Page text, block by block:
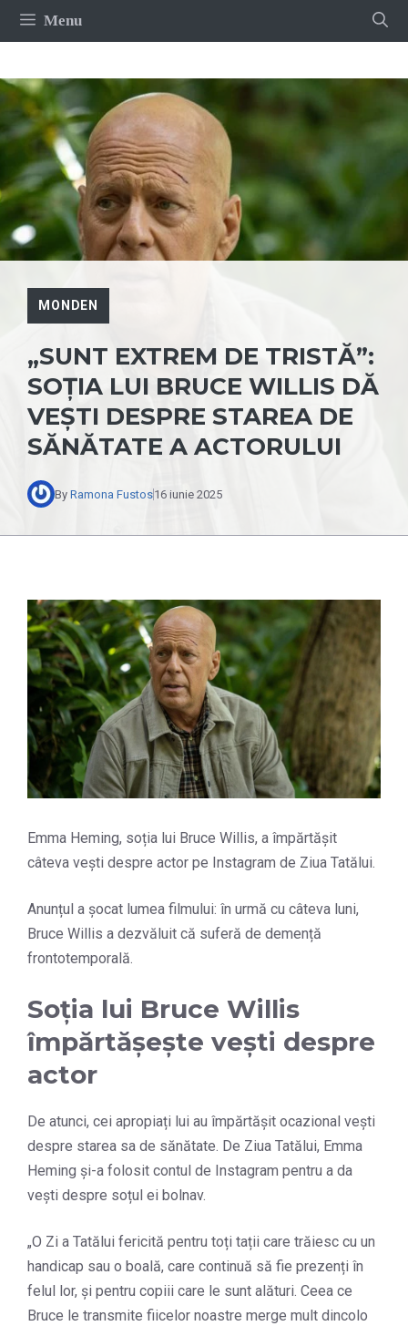
Sari
Menu
MONDEN
„SUNT EXTREM DE TRISTĂ”:
SOȚIA LUI BRUCE WILLIS DĂ
VEȘTI DESPRE STAREA DE
SĂNĂTATE A ACTORULUI
By Ramona Fustos16 iunie 2025
Emma Heming, soția lui Bruce Willis, a împărtășit
câteva vești despre actor pe Instagram de Ziua Tatălui.
Anunțul a șocat lumea filmului: în urmă cu câteva luni,
Bruce Willis a dezvăluit că suferă de demență
frontotemporală.
Soția lui Bruce Willis
împărtășește vești despre
actor
De atunci, cei apropiați lui au împărtășit ocazional vești
despre starea sa de sănătate. De Ziua Tatălui, Emma
Heming și-a folosit contul de Instagram pentru a da
vești despre soțul ei bolnav.
„O Zi a Tatălui fericită pentru toți tații care trăiesc cu un
handicap sau o boală, care continuă să fie prezenți în
felul lor, și pentru copiii care le sunt alături. Ceea ce
Bruce le transmite fiicelor noastre merge mult dincolo